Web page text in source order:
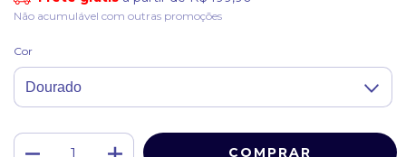
Não acumulável com outras promoções
Cor